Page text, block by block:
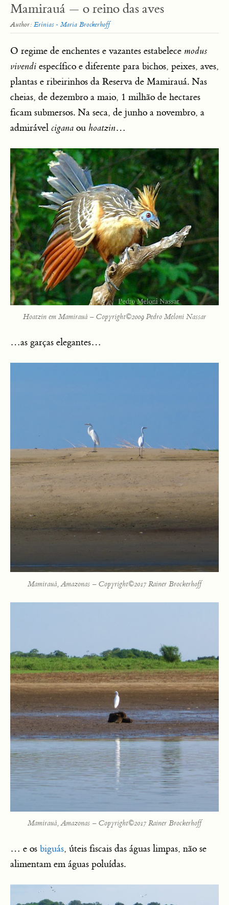
Mamirauá — o reino das aves
Author: Erínias - Maria Brockerhoff
O regime de enchentes e vazantes estabelece modus
vivendi específico e diferente para bichos, peixes, aves,
plantas e ribeirinhos da Reserva de Mamirauá. Nas
cheias, de dezembro a maio, 1 milhão de hectares
ficam submersos. Na seca, de junho a novembro, a
admirável cigana ou hoatzin…
Hoatzin em Mamirauá – Copyright©2009 Pedro Meloni Nassar
…as garças elegantes…
Mamirauá, Amazonas – Copyright©2017 Rainer Brockerhoff
Mamirauá, Amazonas – Copyright©2017 Rainer Brockerhoff
… e os biguás, úteis fiscais das águas limpas, não se
alimentam em águas poluídas.